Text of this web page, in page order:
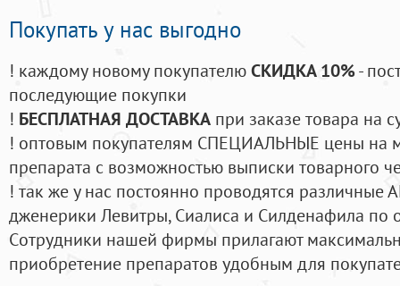
Покупать у нас выгодно
! каждому новому покупателюСКИДКА 10%-
последующие покупки
! БЕСПЛАТНАЯ ДОСТАВКА при заказе товара на
! оптовым покупателям СПЕЦИАЛЬНЫЕ цены на
препарата с возможностью выписки товарного
! так же у нас постоянно проводятся
дженерики Левитры, Сиалиса и Силденафила по
Cотрудники нашей фирмы прилагают
приобретение препаратов удобным для